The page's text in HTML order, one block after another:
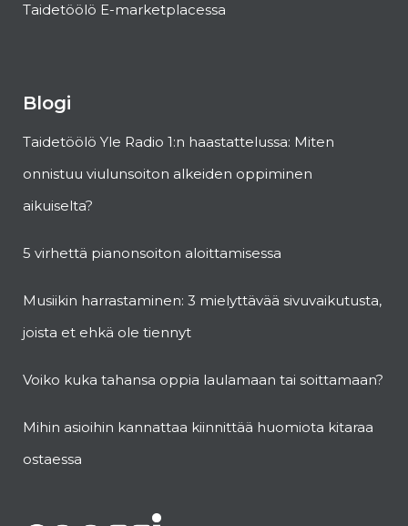
Taidetöölö E-marketplacessa
Blogi
Taidetöölö Yle Radio 1:n haastattelussa: Miten
onnistuu viulunsoiton alkeiden oppiminen
aikuiselta?
5 virhettä pianonsoiton aloittamisessa
Musiikin harrastaminen: 3 mielyttävää sivuvaikutusta,
joista et ehkä ole tiennyt
Voiko kuka tahansa oppia laulamaan tai soittamaan?
Mihin asioihin kannattaa kiinnittää huomiota kitaraa
ostaessa